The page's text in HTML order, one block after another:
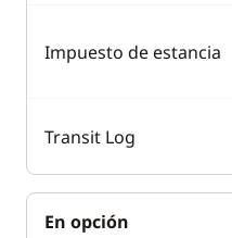
Impuesto de estancia
Transit Log
En opción